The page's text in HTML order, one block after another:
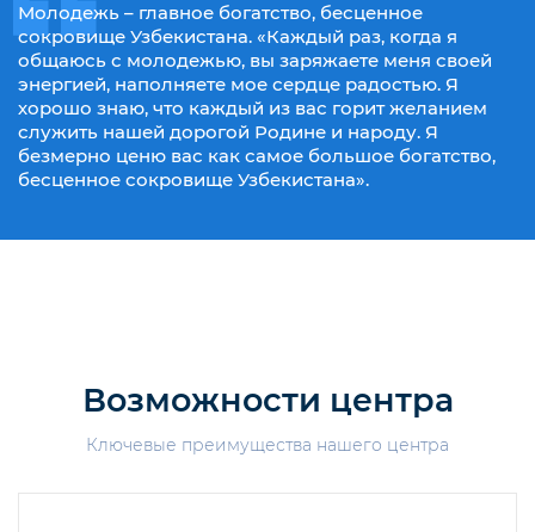
Молодежь – главное богатство, бесценное
сокровище Узбекистана. «Каждый раз, когда я
общаюсь с молодежью, вы заряжаете меня своей
энергией, наполняете мое сердце радостью. Я
хорошо знаю, что каждый из вас горит желанием
служить нашей дорогой Родине и народу. Я
безмерно ценю вас как самое большое богатство,
бесценное сокровище Узбекистана».
Возможности центра
Ключевые преимущества нашего центра